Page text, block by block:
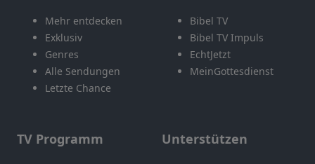
Mehr entdecken
Exklusiv
Genres
Alle Sendungen
Letzte Chance
Bibel TV
Bibel TV Impuls
EchtJetzt
MeinGottesdienst
TV Programm Unterstützen